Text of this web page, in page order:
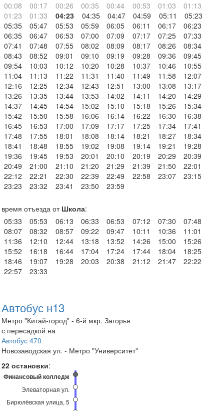
00:08
00:17 00:26 00:35 00:44 00:53 01:03
01:13
01:23
01:33 04:23 04:35 04:47 04:59 05:11
05:23
05:35
05:47 05:53 05:59 06:05 06:11 06:17
06:23
06:35
06:47 06:53 07:00 07:09 07:17 07:25
07:33
07:41
07:48 07:55 08:02 08:09 08:17 08:26
08:34
08:43
08:52 09:01 09:10 09:19 09:28 09:36
09:45
09:54
10:03 10:12 10:20 10:28 10:37 10:46
10:55
11:04
11:13 11:22 11:31 11:40 11:49 11:58
12:07
12:16
12:25 12:34 12:43 12:51 13:00 13:08
13:17
13:26
13:35 13:44 13:53 14:02 14:11 14:20
14:29
14:37
14:45 14:54 15:02 15:10 15:18 15:26
15:34
15:42
15:50 15:58 16:06 16:14 16:22 16:30
16:38
16:45
16:53 17:00 17:09 17:17 17:25 17:34
17:41
17:48
17:55 18:01 18:08 18:14 18:21 18:27
18:34
18:41
18:48 18:55 19:02 19:08 19:14 19:21
19:28
19:36
19:45 19:53 20:01 20:10 20:19 20:29
20:39
20:49
21:00 21:10 21:20 21:29 21:39 21:50
22:01
22:12
22:21 22:30 22:39 22:49 22:58 23:07
23:15
23:23
23:32 23:41 23:50 23:59
время отъезда от Школа:
05:33
05:53 06:13 06:33 06:53 07:12 07:30
07:48
08:07
08:32 08:57 09:22 09:47 10:11 10:36
11:01
11:36
12:10 12:44 13:18 13:52 14:26 15:00
15:26
15:52
16:18 16:44 17:04 17:24 17:44 18:04
18:25
18:46
19:07 19:28 20:03 20:38 21:12 21:47
22:22
22:57
23:33
Автобус н13
Метро "Китай-город" - 6-й мкр. Загорья
с пересадкой на
Автобус 470
Новозаводская ул. - Метро "Университет"
22 остановки:
Финансовый колледж
Элеваторная ул.
Бирюлёвская улица, 5